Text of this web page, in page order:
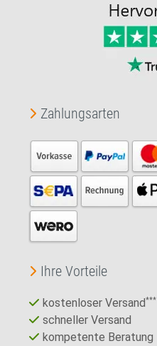
Zahlungsarten
Ihre Vorteile
kostenloser Versand***
schneller Versand
kompetente Beratung